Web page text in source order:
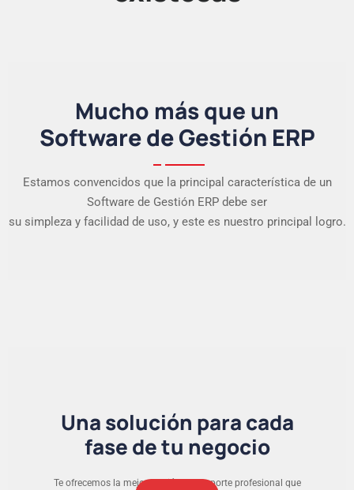
Mucho más que un
Software de Gestión ERP
Estamos convencidos que la principal característica de un
Software de Gestión ERP debe ser
su simpleza y facilidad de uso, y este es nuestro principal logro.
Una solución para cada
fase de tu negocio
Te ofrecemos la mejor versión y el soporte profesional que